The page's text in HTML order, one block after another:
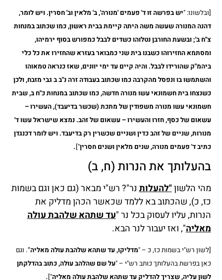
[ובלשונו: "יש בפרשה זו ד' פעמים 'מנורה', ב' מלאין וב' חסרין. ויש לומר,
דהנה המנורה שעשה משה היתה קיימת בבית ראשון, כמו שכתוב במנחות
צ"ח ב'; ובשעת החורבן נטלוהו כשדים לבבל כמפורש בסוף ירמיהו,
ומסתמא החזירוהו כשבנו בית שני כמבואר בעזרא שהחזירו את כל כלי
ביהמ"ק שהורידו לבבל. והיה קיים עד ימי יוונים, שאז כנראה טמאוהו
והשתמשו בו ונפסל מהקרבה כמו שכתוב בעבודה זרה נ"ב ב גבי מזבח, ולכן
כשנצחו בית חשמונאי עשו מנורה חדשה, כמו שכתוב במנחות כ"ח ב, שבית
חשמונאי עשו מנורה משפודין של מתכת (שכשר בדיעבד), העשירו –
עשאום של כסף, חזרו והעשירו – עשאום של זהב. נמצא שישראל עשו ד'
מנורות, שניים של זהב כדין ושניים שכשרין רק בדיעבד. ויש לומר דכנגדן
כתיב ד' פעמים מנורה, שנים מלאין ושנים חסרין"]
.
בהעלותך את הנרות (ח, ב)
מהי הלשון"להעלותנר"? רש"י מבאר (גם כאן וגם בשמות
כז, כ), שהכתוב בא ללמד שכאשר הכהן מדליק את
הנרות, עליו לעסוק בכל נר "עד שתהא שלהבת עולה
מאליה", ואז יעבור לנר הבא.
[לשון רש"י בשמות כז, כ – "מדליקו, עד שתהא שלהבת עולה מאליה”. וגם
כאן בפרשת בהעלותך כותב רש"י – "על שם שהלהב עולה, כתוב בהדלקתן
לשון עליה, שצריך להדליק עד שתהא שלהבת עולה מאליה"]
.